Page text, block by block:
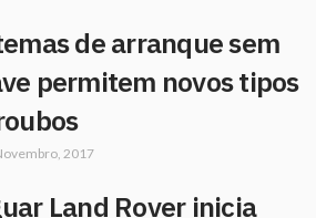
de arranque sem
permitem novos tipos
2017
Land Rover inicia